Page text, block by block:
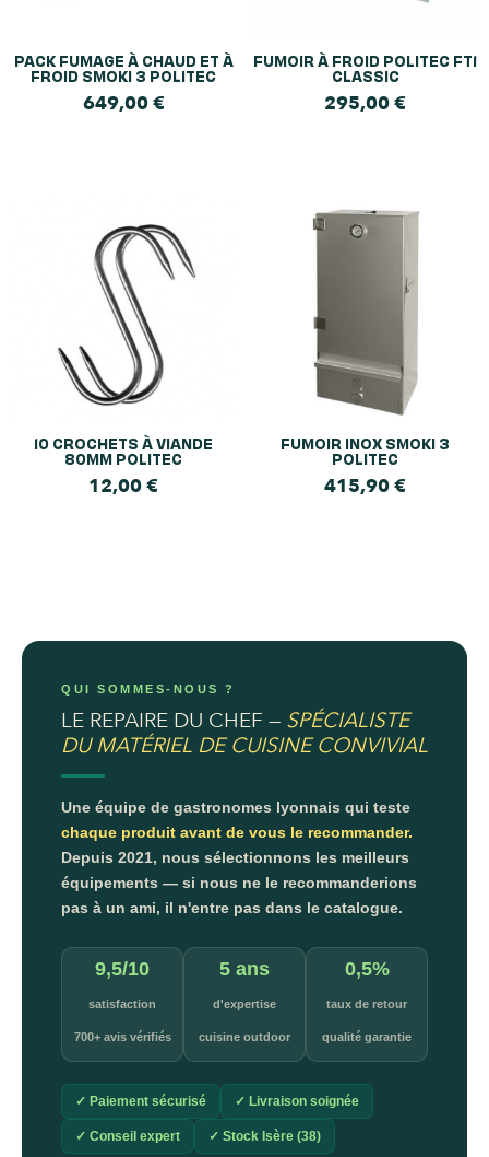
PACK FUMAGE À CHAUD ET À
FROID SMOKI 3 POLITEC
649,00€
FUMOIR À FROID POLITEC FT1
CLASSIC
295,00€
10 CROCHETS À VIANDE
80MM POLITEC
12,00€
FUMOIR INOX SMOKI 3
POLITEC
415,90€
QUI SOMMES-NOUS ?
LE REPAIRE DU CHEF — SPÉCIALISTE
DU MATÉRIEL DE CUISINE CONVIVIAL
Une équipe de gastronomes lyonnais qui teste
chaque produit avant de vous le recommander.
Depuis 2021, nous sélectionnons les meilleurs
équipements — si nous ne le recommanderions
pas à un ami, il n'entre pas dans le catalogue.
9,5/10
satisfaction
700+ avis vérifiés
5 ans
d'expertise
cuisine outdoor
0,5%
taux de retour
qualité garantie
✓ Paiement sécurisé ✓ Livraison soignée
✓ Conseil expert ✓ Stock Isère (38)